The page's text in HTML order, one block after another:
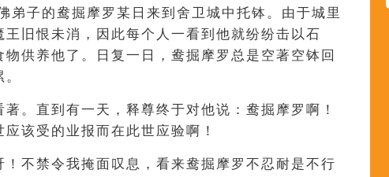
弟子的鸯掘摩罗某日来到舍卫城中托钵。由于城里
旧恨未消，因此每个人一看到他就纷纷击以石
供养他了。日复一日，鸯掘摩罗总是空著空钵回
。直到有一天，释尊终于对他说：鸯掘摩罗啊！
该受的业报而在此世应验啊！
不禁令我掩面叹息，看来鸯掘摩罗不忍耐是不行